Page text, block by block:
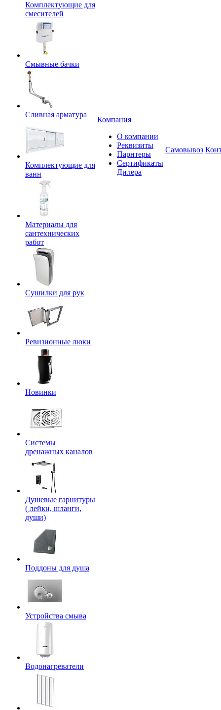
Комплектующие для
смесителей
Смывные бачки
Сливная арматура
Комплектующие для
ванн
Материалы для
сантехнических
работ
Сушилки для рук
Ревизионные люки
Новинки
Системы
дренажных каналов
Душевые гарнитуры
( лейки, шланги,
души)
Поддоны для душа
Устройства смыва
Водонагреватели
Компания
О компании
Реквизиты
Парнтеры
Сертификаты
Дилера
Самовывоз